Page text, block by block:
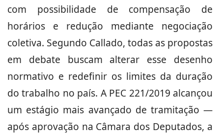
com possibilidade de compensação de
horários e redução mediante negociação
coletiva. Segundo Callado, todas as propostas
em debate buscam alterar esse desenho
normativo e redefinir os limites da duração
do trabalho no país. A PEC 221/2019 alcançou
um estágio mais avançado de tramitação —
após aprovação na Câmara dos Deputados, a